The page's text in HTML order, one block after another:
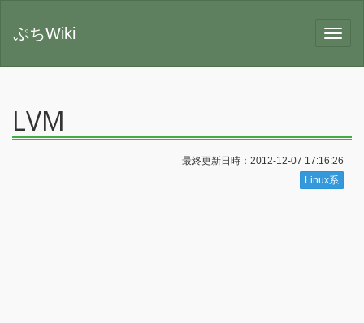
ぷちWiki
LVM
最終更新日時：2012-12-07 17:16:26
Linux系